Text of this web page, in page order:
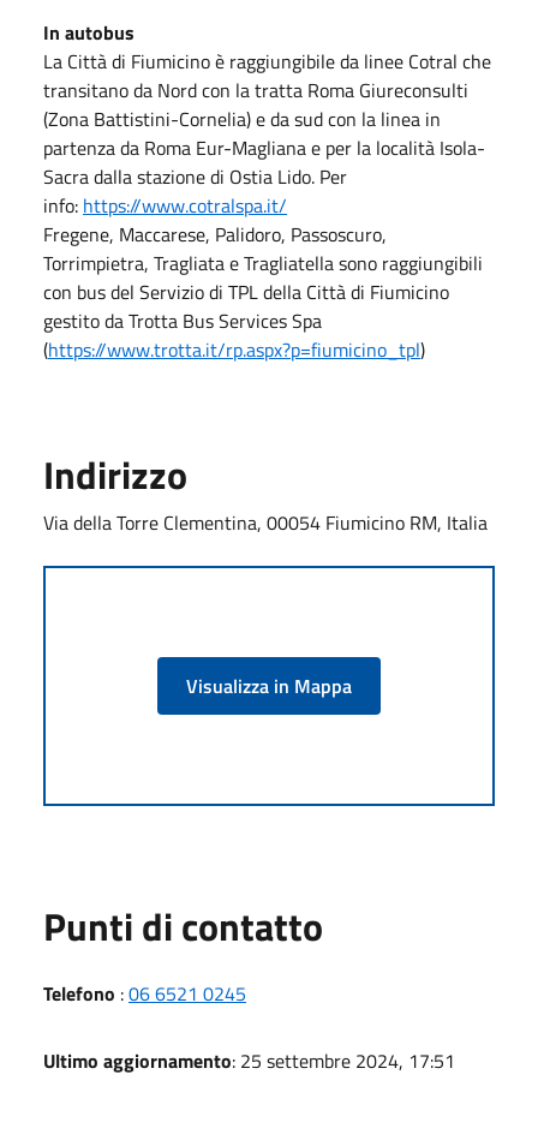
In autobus
La Città di Fiumicino è raggiungibile da linee Cotral che
transitano da Nord con la tratta Roma Giureconsulti
(Zona Battistini-Cornelia) e da sud con la linea in
partenza da Roma Eur-Magliana e per la località Isola-
Sacra dalla stazione di Ostia Lido. Per
info: https://www.cotralspa.it/
Fregene, Maccarese, Palidoro, Passoscuro,
Torrimpietra, Tragliata e Tragliatella sono raggiungibili
con bus del Servizio di TPL della Città di Fiumicino
gestito da Trotta Bus Services Spa
(https://www.trotta.it/rp.aspx?p=fiumicino_tpl)
Indirizzo
Via della Torre Clementina, 00054 Fiumicino RM, Italia
Visualizza in Mappa
Punti di contatto
Telefono :06 6521 0245
Ultimo aggiornamento: 25 settembre 2024, 17:51